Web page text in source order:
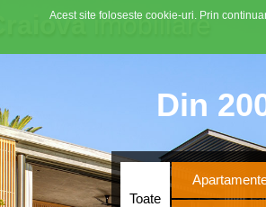
Craiovaimobiliare
Din
Toate
Acest site foloseste cookie-uri. Prin